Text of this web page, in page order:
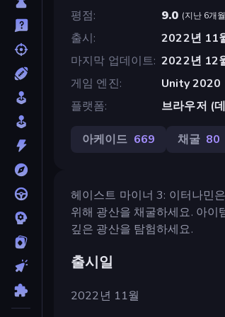
평점
9.0 (지난 6개
출시
2022년 11
마지막 업데이트 2022년 12
게임 엔진
Unity 2020
플랫폼
브라우저 (
아케이드 669 채굴 80
헤이스트 마이너 3: 이터나민
위해 광산을 채굴하세요. 아
깊은 광산을 탐험하세요.
출시일
2022년 11월